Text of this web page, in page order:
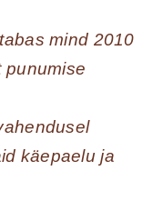
mind 2010
punumise
käepaelu ja